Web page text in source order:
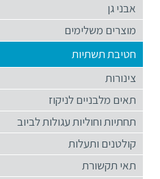
אבני גן
מוצרים משלימים
חטיבת תשתיות
צינורות
תאים מלבניים לניקוז
תחתיות וחוליות עגולות לביוב
קולטנים ותעלות
תאי תקשורת